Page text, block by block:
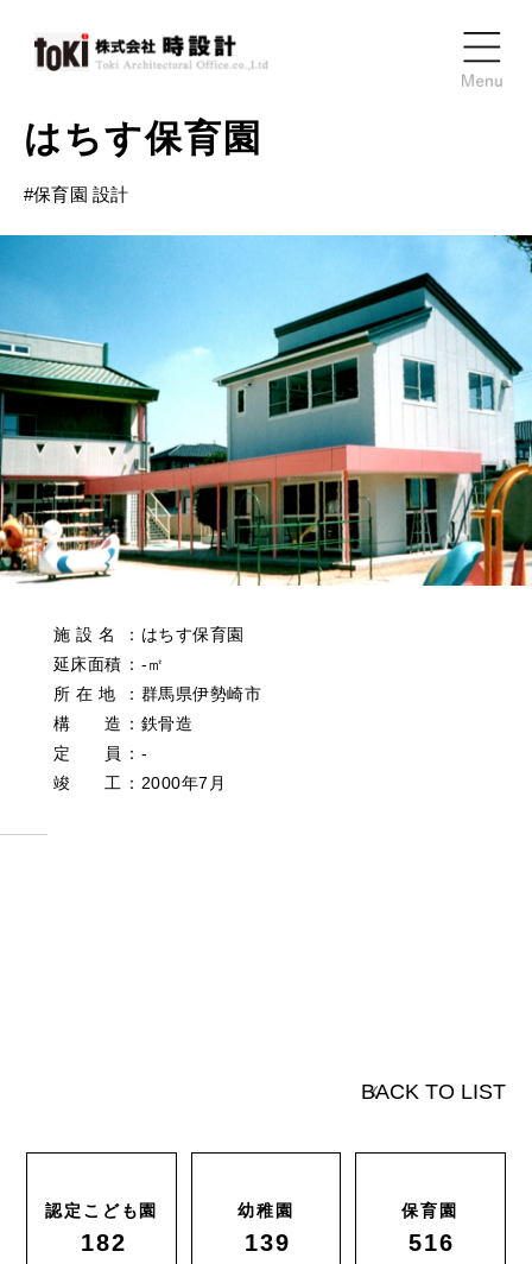
はちす保育園
#保育園 設計
施 設 名 ： はちす保育園
延床面積 ： ‐㎡
所 在 地
： 群馬県伊勢崎市
構 造 ： 鉄骨造
定 員
： ‐
竣 工 ： 2000年7月
BACK TO LIST
認定こども園
182
幼稚園
139
保育園
516